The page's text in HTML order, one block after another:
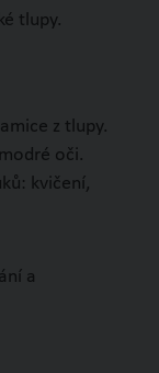
tlupy.
z tlupy.
oči.
kvičení,
a